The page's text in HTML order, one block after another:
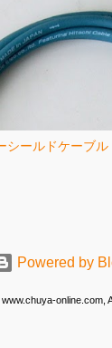
シールドケーブ
Powered by
online.com,